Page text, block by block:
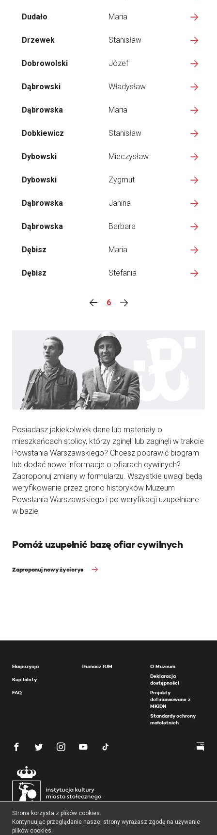
Dudało Maria
Drzewek Stanisław
Dobrowolski Józef
Dąbrowski Władysław
Dąbrowska Maria
Dobkiewicz Stanisław
Dybowski Mieczysław
Dybowski Zygmut
Dąbrowska Janina
Dąbrowska Barbara
Dębisz Maria
Dębisz Stefania
6
Posiadasz jakiekolwiek dane lub materiały o
mieszkańcach stolicy, którzy zginęli lub zaginęli w trakcie
Powstania Warszawskiego? Chcesz poprawić biogram
lub dodać nowe informacje o ofiarach cywilnych?
Zaproponuj zmiany w formularzu. Wszystkie uwagi będą
weryfikowanie przez grono historyków Muzeum
Powstania Warszawskiego i po weryfikacji uzupełniane
w bazie
Pomóż uzupełnić bazę ofiar cywilnych
Zaproponuj nowy życiorys
Ekspozycja
Kup bilety
FAQ
Tłumacz PJM
O Muzeum
Deklaracja
dostępności
Projekty
dofinansowane z
MKiDN
Standardy ochrony
małoletnich
Strona korzysta z plików cookies.
Kontynuując przeglądanie naszej strony wyrażasz zgodę na używanie
plików cookies.